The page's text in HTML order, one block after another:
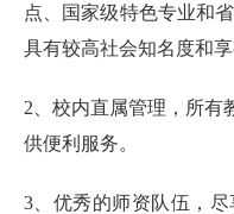
点、国家级特色专业和
具有较高社会知名度和
2、校内直属管理，所有
供便利服务。
3、优秀的师资队伍，